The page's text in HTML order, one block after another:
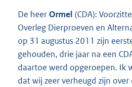
De heerOrmel (CDA):
Overleg Dierproeven en
op 31 augustus 2011 zijn
gehouden, drie jaar na een
daartoe werd opgeroepen. Ik
dat wij zeer verheugd zijn